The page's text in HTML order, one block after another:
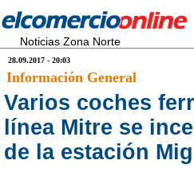
Noticias Zona Norte
28.09.2017 - 20:03
Información General
Varios coches
línea Mitre se
de la estación